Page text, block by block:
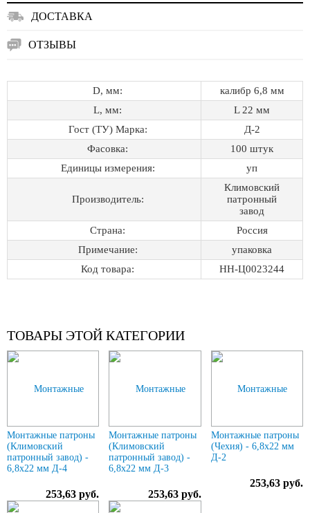
ДОСТАВКА
ОТЗЫВЫ
D, мм:
калибр 6,8 мм
L, мм:
L 22 мм
Гост (ТУ) Марка:
Д-2
Фасовка:
100 штук
Единицы измерения:
уп
Производитель:
Климовский
патронный
завод
Страна:
Россия
Примечание:
упаковка
Код товара:
НН-Ц0023244
ТОВАРЫ ЭТОЙ КАТЕГОРИИ
Монтажные патроны
(Климовский
патронный завод) -
6,8х22 мм Д-4
253,63 руб.
Монтажные патроны
(Климовский
патронный завод) -
6,8х22 мм Д-3
253,63 руб.
Монтажные патроны
(Чехия) - 6,8х22 мм
Д-2
253,63 руб.